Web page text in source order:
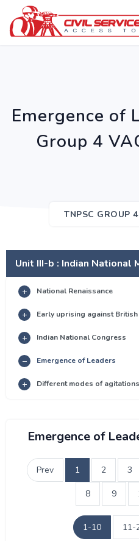
Emergence of
Group 4
TNPSC GROUP
Unit III-b : Indian National
National Renaissance
Early uprising against
Indian National Congress
Emergence of Leaders
Different modes of agitations
Emergence of
Prev 1 2 3
8 9
1-10 11-